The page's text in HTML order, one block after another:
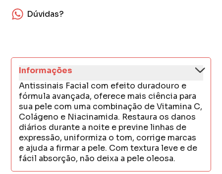
Dúvidas?
Informações
Antissinais Facial com efeito duradouro e
fórmula avançada, oferece mais ciência para
sua pele com uma combinação de Vitamina C,
Colágeno e Niacinamida. Restaura os danos
diários durante a noite e previne linhas de
expressão, uniformiza o tom, corrige marcas
e ajuda a firmar a pele. Com textura leve e de
fácil absorção, não deixa a pele oleosa.